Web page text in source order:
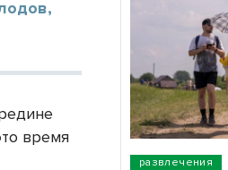
время
развлечения